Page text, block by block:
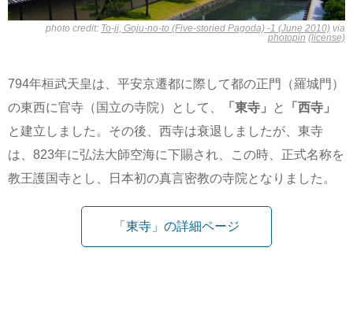
photo credit: To-ji, Goju-no-to (Five-storied Pagoda) -1 (June 2010) via
photopin (license)
794年桓武天皇は、平安京遷都に際して都の正門（羅城門）
の東西に官寺（国立の寺院）として、
「東寺」 と
「西寺」
と建立しました。その後、西寺は衰退しましたが、東寺
は、823年に弘法大師空海に下賜され、この時、正式名称を
教王護国寺とし、日本初の真言密教の寺院となりました。
「東寺」の詳細ページ